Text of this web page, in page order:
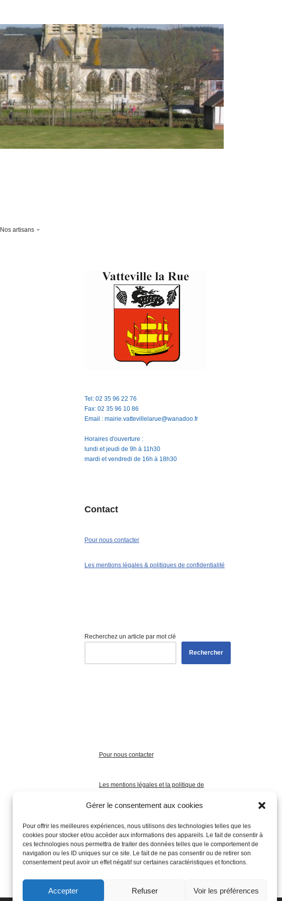
Gérer le consentement aux cookies
Pour offrir les meilleures expériences, nous utilisons des technologies telles que les
cookies pour stocker et/ou accéder aux informations des appareils. Le fait de consentir à
ces technologies nous permettra de traiter des données telles que le comportement de
navigation ou les ID uniques sur ce site. Le fait de ne pas consentir ou de retirer son
consentement peut avoir un effet négatif sur certaines caractéristiques et fonctions.
Accepter Refuser Voir les préférences
Nos artisans
Tel: 02 35 96 22 76
Fax: 02 35 96 10 86
Email : mairie.vattevillelarue@wanadoo.fr
Horaires d'ouverture :
lundi et jeudi de 9h à 11h30
mardi et vendredi de 16h à 18h30
Contact
Pour nous contacter
Les mentions légales & politiques de confidentialité
Recherchez un article par mot clé
Rechercher
Pour nous contacter
Les mentions légales et la politique de